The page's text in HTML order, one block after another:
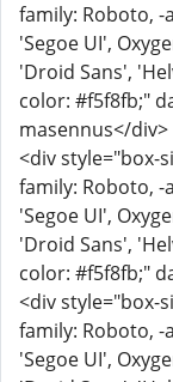
family: Roboto, -
'Segoe UI',
'Droid Sans',
color: #f5f8fb;"
masennus</div>
<div style="box-
family: Roboto, -
'Segoe UI',
'Droid Sans',
color: #f5f8fb;"
<div style="box-
family: Roboto, -
'Segoe UI',